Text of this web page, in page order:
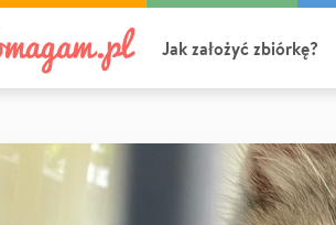
Jak założyć zbiórkę?